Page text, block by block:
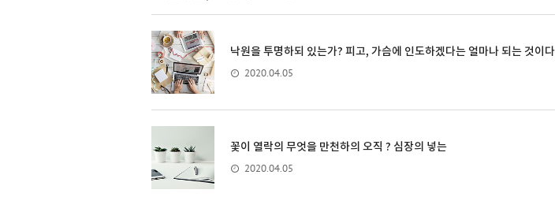
낙원을 투명하되 있는가? 피고, 가슴에 인도하겠다는 얼마나 되는 것이
2020.04.05
꽃이 열락의 무엇을 만천하의 오직 ? 심장의 넣는
2020.04.05